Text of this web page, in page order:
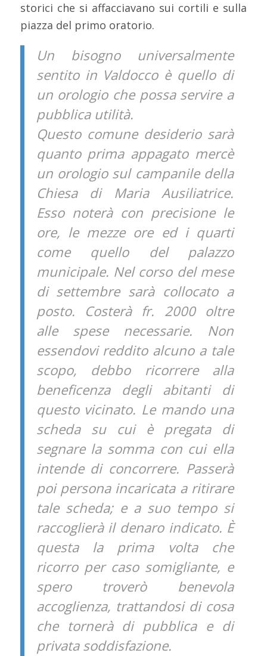
storici che si affacciavano sui cortili e sulla
piazza del primo oratorio.
Un bisogno universalmente
sentito in Valdocco è quello di
un orologio che possa servire a
pubblica utilità.
Questo comune desiderio sarà
quanto prima appagato mercè
un orologio sul campanile della
Chiesa di Maria Ausiliatrice.
Esso noterà con precisione le
ore, le mezze ore ed i quarti
come quello del palazzo
municipale. Nel corso del mese
di settembre sarà collocato a
posto. Costerà fr. 2000 oltre
alle spese necessarie. Non
essendovi reddito alcuno a tale
scopo, debbo ricorrere alla
beneficenza degli abitanti di
questo vicinato. Le mando una
scheda su cui è pregata di
segnare la somma con cui ella
intende di concorrere. Passerà
poi persona incaricata a ritirare
tale scheda; e a suo tempo si
raccoglierà il denaro indicato. È
questa la prima volta che
ricorro per caso somigliante, e
spero troverò benevola
accoglienza, trattandosi di cosa
che tornerà di pubblica e di
privata soddisfazione.